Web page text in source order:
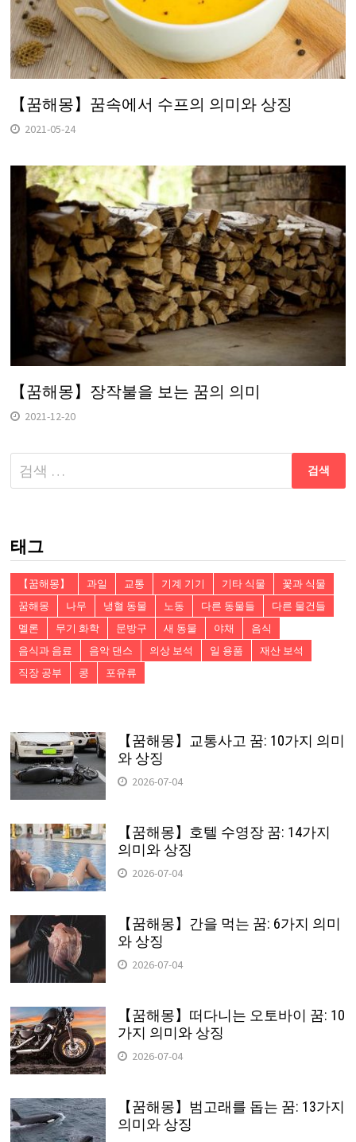
【꿈해몽】꿈속에서 수프의 의미와 상징
2021-05-24
【꿈해몽】장작불을 보는 꿈의 의미
2021-12-20
다
음
태그
【꿈해몽】 과일 교통 기계 기기 기타 식물
꽃과 식물
꿈해몽
나무 냉혈 동물 노동 다른 동물들
다른 물건들
멜론
무기 화학 문방구 새 동물 야채
음식
음식과 음료
음악 댄스 의상 보석 일 용품
재산 보석
직장 공부
콩 포유류
【꿈해몽】교통사고 꿈: 10가지 의미
와 상징
2026-07-04
【꿈해몽】호텔 수영장 꿈: 14가지
의미와 상징
2026-07-04
【꿈해몽】간을 먹는 꿈: 6가지 의미
와 상징
2026-07-04
【꿈해몽】떠다니는 오토바이 꿈: 10
가지 의미와 상징
2026-07-04
【꿈해몽】범고래를 돕는 꿈: 13가지
의미와 상징